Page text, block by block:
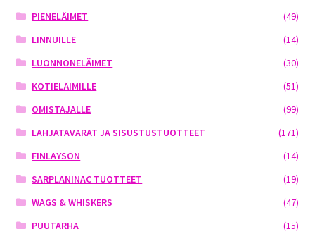
PIENELÄIMET
(49)
LINNUILLE
(14)
LUONNONELÄIMET
(30)
KOTIELÄIMILLE
(51)
OMISTAJALLE
(99)
LAHJATAVARAT JA SISUSTUSTUOTTEET
(171)
FINLAYSON
(14)
SARPLANINAC TUOTTEET
(19)
WAGS & WHISKERS
(47)
PUUTARHA
(15)